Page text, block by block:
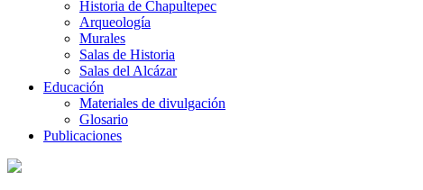
Historia de Chapultepec
Arqueología
Murales
Salas de Historia
Salas del Alcázar
Educación
Materiales de divulgación
Glosario
Publicaciones